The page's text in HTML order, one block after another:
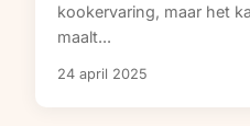
kookervaring, maar het
maalt...
24 april 2025